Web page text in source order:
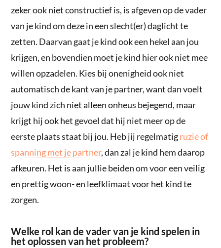
zeker ook niet constructief is, is afgeven op de vader
van je kind om deze in een slecht(er) daglicht te
zetten. Daarvan gaat je kind ook een hekel aan jou
krijgen, en bovendien moet je kind hier ook niet mee
willen opzadelen. Kies bij onenigheid ook niet
automatisch de kant van je partner, want dan voelt
jouw kind zich niet alleen onheus bejegend, maar
krijgt hij ook het gevoel dat hij niet meer op de
eerste plaats staat bij jou. Heb jij regelmatigruzie of
spanning met je partner, dan zal je kind hem daarop
afkeuren. Het is aan jullie beiden om voor een veilig
en prettig woon- en leefklimaat voor het kind te
zorgen.
Welke rol kan de vader van je kind spelen in
het oplossen van het probleem?